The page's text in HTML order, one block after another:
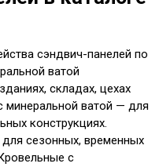
сэндвич-панелей по
ватой
складах, цехах
минеральной ватой — для
конструкциях.
сезонных, временных
с